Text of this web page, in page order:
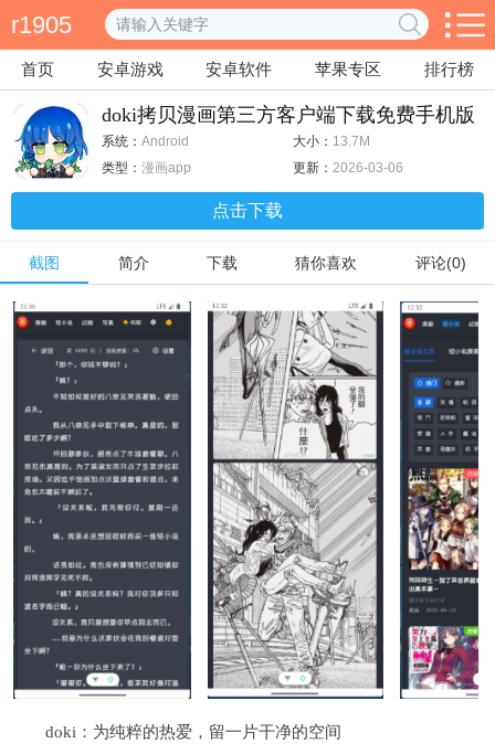
r1905
首页 安卓游戏 安卓软件 苹果专区 排行榜
doki拷贝漫画第三方客户端下载免费手机版
1.0
系统： Android 大小： 13.7M
类型： 漫画app 更新： 2026-03-06
点击下载
截图 简介 下载 猜你喜欢 评论(0)
doki：为纯粹的热爱，留一片干净的空间